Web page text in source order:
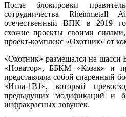
После блокировки
сотрудничества
отечественный ВПК в 2019
схожие проекты своими
проект-комплекс «Охотник» от
«Охотник» размещался на
«Новатор», ББКМ «Козак» и
представляла собой спаренный
«Игла-1В1», который
предыдущих модификаций и
инфракрасных ловушек.